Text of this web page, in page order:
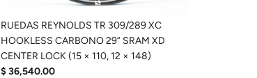
RUEDAS REYNOLDS TR 309/289 XC
HOOKLESS CARBONO 29” SRAM XD
CENTER LOCK (15 × 110, 12 × 148)
$ 36,540.00